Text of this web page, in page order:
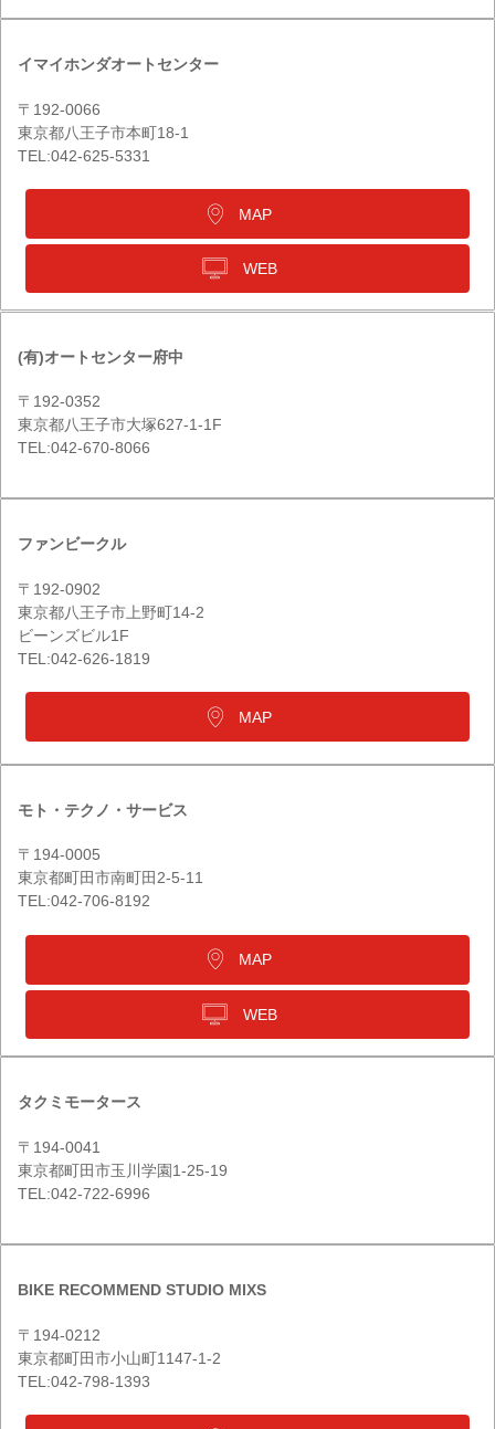
イマイホンダオートセンター
〒192-0066
東京都八王子市本町18-1
TEL:042-625-5331
MAP
WEB
(有)オートセンター府中
〒192-0352
東京都八王子市大塚627-1-1F
TEL:042-670-8066
ファンビークル
〒192-0902
東京都八王子市上野町14-2
ビーンズビル1F
TEL:042-626-1819
MAP
モト・テクノ・サービス
〒194-0005
東京都町田市南町田2-5-11
TEL:042-706-8192
MAP
WEB
タクミモータース
〒194-0041
東京都町田市玉川学園1-25-19
TEL:042-722-6996
BIKE RECOMMEND STUDIO MIXS
〒194-0212
東京都町田市小山町1147-1-2
TEL:042-798-1393